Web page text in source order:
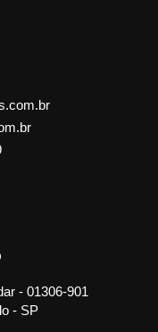
- 01306-901
- SP